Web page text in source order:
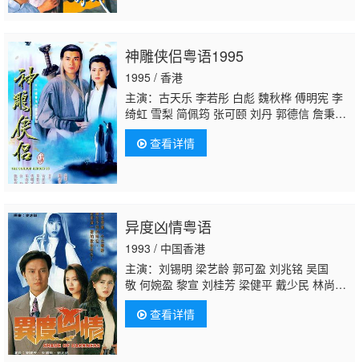
神雕侠侣粤语1995
1995 / 香港
主演：古天乐 李若彤 白彪 魏秋桦 傅明宪 李
绮虹 雪梨 简佩筠 张可颐 刘丹 郭德信 詹秉
熙 朱铁和 骆应钧 吴家辉 李家强 戴志伟 江
毅黄仲匡张翼 苏玉华 黎耀祥 李国麟 吴家
乐 李子雄 何洁珊 李耀景 冯晓文 刘江 李丽
云 陈狄克 廖丽丽 陈安莹 虞天伟 博君 游飙 吕
剑光 孙季卿 区岳 罗君左 戴少民 邓汝超 伍文
生 汤俊明 张宏伟 薛纯基 何金灵 简文达
查看详情
异度凶情粤语
1993 / 中国香港
主演：刘锡明 梁艺龄 郭可盈 刘兆铭 吴国
敬 何婉盈 黎宣 刘桂芳 梁健平 戴少民 林尚
武 文洁云 左健斌 趙海怡 蔡少芬 张慧仪 郭德
信 李丽丽 罗莽 陈勉良 罗国维 楼南光 王维
德 王伟梁 林家栋 鲍方 麦子云 朱铁和 郑家
查看详情